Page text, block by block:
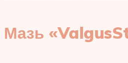
Мазь